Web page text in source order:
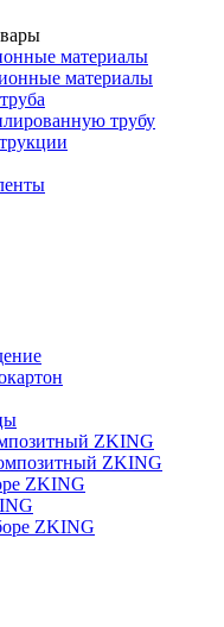
материалы
материалы
трубу
ZKING
ZKING
ZKING
ZKING